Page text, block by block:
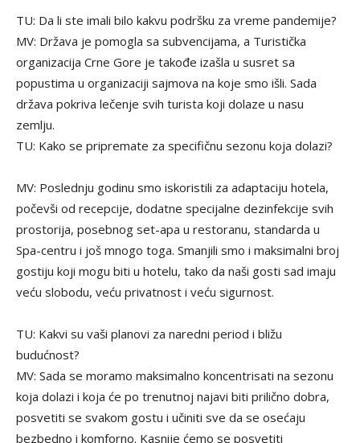
TU: Da li ste imali bilo kakvu podršku za vreme pandemije?
MV: Država je pomogla sa subvencijama, a Turistička
organizacija Crne Gore je takođe izašla u susret sa
popustima u organizaciji sajmova na koje smo išli. Sada
država pokriva lečenje svih turista koji dolaze u nasu
zemlju.
TU: Kako se pripremate za specifičnu sezonu koja dolazi?
MV: Poslednju godinu smo iskoristili za adaptaciju hotela,
počevši od recepcije, dodatne specijalne dezinfekcije svih
prostorija, posebnog set-apa u restoranu, standarda u
Spa-centru i još mnogo toga. Smanjili smo i maksimalni broj
gostiju koji mogu biti u hotelu, tako da naši gosti sad imaju
veću slobodu, veću privatnost i veću sigurnost.
TU: Kakvi su vaši planovi za naredni period i bližu
budućnost?
MV: Sada se moramo maksimalno koncentrisati na sezonu
koja dolazi i koja će po trenutnoj najavi biti prilično dobra,
posvetiti se svakom gostu i učiniti sve da se osećaju
bezbedno i komforno. Kasnije ćemo se posvetiti